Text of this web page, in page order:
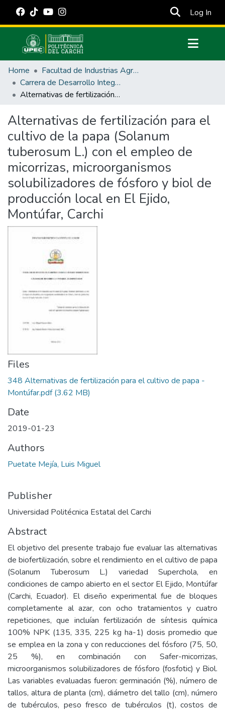
Log In
Communities & Collections
All of DSpace
Statistics
Estadísticas Externas
Manuales
Home
Facultad de Industrias Agropecuarias y Ciencias Ambientales
Carrera de Desarrollo Integral Agropecuario
Alternativas de fertilización para el cultivo de la papa (Solanum tuberosum L.) con el empleo de micorrizas, microorganismos solubilizadores de fósforo y biol de producción local en El Ejido, Montúfar, Carchi
Alternativas de fertilización para el
cultivo de la papa (Solanum
tuberosum L.) con el empleo de
micorrizas, microorganismos
solubilizadores de fósforo y biol de
producción local en El Ejido,
Montúfar, Carchi
Files
348 Alternativas de fertilización para el cultivo de papa -
Montúfar.pdf(3.62 MB)
Date
2019-01-23
Authors
Puetate Mejía, Luis Miguel
Publisher
Universidad Politécnica Estatal del Carchi
Abstract
El objetivo del presente trabajo fue evaluar las alternativas
de biofertilización, sobre el rendimiento en el cultivo de papa
(Solanum Tuberosum L.) variedad Superchola, en
condiciones de campo abierto en el sector El Ejido, Montúfar
(Carchi, Ecuador). El diseño experimental fue de bloques
completamente al azar, con ocho tratamientos y cuatro
repeticiones, que incluían fertilización de síntesis química
100% NPK (135, 335, 225 kg ha-1) dosis promedio que
se emplea en la zona y con reducciones del fósforo (75, 50,
25 %), en combinación con Safer-micorrizas,
microorganismos solubilizadores de fósforo (fosfotic) y Biol.
Las variables evaluadas fueron: germinación (%), número de
tallos, altura de planta (cm), diámetro del tallo (cm), número
de tubérculos, peso fresco de tubérculos (t), costos de